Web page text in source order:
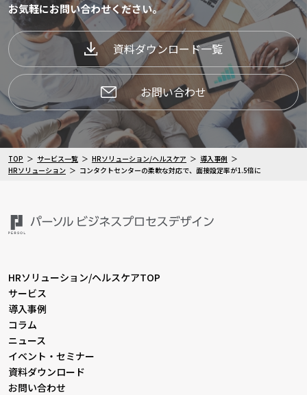
お気軽にお問い合わせください。
資料ダウンロード一覧
お問い合わせ
TOP サービス一覧 HRソリューション/ヘルスケア
導入事例
HRソリューション
コンタクトセンターの柔軟な対応で、面接設定率が1.5倍に
HRソリューション/ヘルスケアTOP
サービス
導入事例
コラム
ニュース
イベント・セミナー
資料ダウンロード
お問い合わせ